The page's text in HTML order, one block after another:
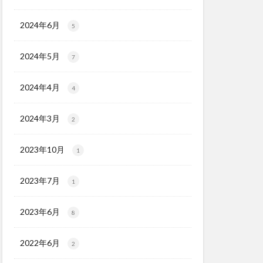
2024年6月 5
2024年5月 7
2024年4月 4
2024年3月 2
2023年10月 1
2023年7月 1
2023年6月 8
2022年6月 2